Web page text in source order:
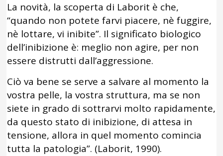
La novità, la scoperta di Laborit è che,
“quando non potete farvi piacere, nè fuggire,
nè lottare, vi inibite”. Il significato biologico
dell’inibizione è: meglio non agire, per non
essere distrutti dall’aggressione.
Ciò va bene se serve a salvare al momento la
vostra pelle, la vostra struttura, ma se non
siete in grado di sottrarvi molto rapidamente,
da questo stato di inibizione, di attesa in
tensione, allora in quel momento comincia
tutta la patologia”. (Laborit, 1990).